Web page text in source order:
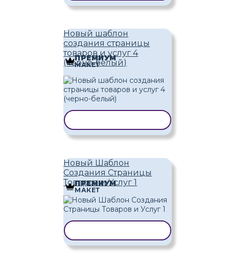
Новый шаблон
создания страницы
товаров и услуг 4
(черно-белый)
ПРЕМИУМ
МАКЕТ
Новый Шаблон
Создания Страницы
Товаров и Услуг 1
ПРЕМИУМ
МАКЕТ